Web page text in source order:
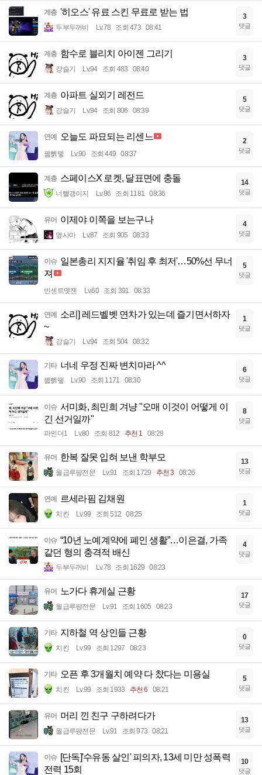
계층 '히오스' 유료 스킨 무료로 받는 법
두부두꺼비 Lv.78 조회 473 08:41
3
댓글
계층 함수로 블리치 아이젠 그리기
강슬기 Lv.94 조회 483 08:40
3
댓글
계층 아파트 실외기 레전드
강슬기 Lv.94 조회 806 08:39
5
댓글
연예 오늘도 파묘되는 리센느
꿻뻵뗗 Lv.90 조회 449 08:37
2
댓글
계층 스페이스X 로켓, 달표면에 충돌
너빨갱이지 Lv.86 조회 1181 08:36
14
댓글
유머 이제야 이쪽을 보는구나
옆사마 Lv.87 조회 905 08:33
4
댓글
이슈 일본총리 지지율 '취임 후 최저'…50%선 무너
져
빈센트멧젠 Lv.60 조회 391 08:33
5
댓글
연예
소리] 레드벨벳 연차가 있는데 즐기면서하자
~
강슬기 Lv.94 조회 504 08:32
1
댓글
기타 너네 우정 진짜 변치마라 ^^
꿻뻵뗗 Lv.90 조회 1171 08:30
6
댓글
이슈 서미화, 최민희 겨냥 "오매 이것이 어떻게 이
긴 선거일까"
파인더1 Lv.80 조회 812 추천 1 08:28
8
댓글
유머 한복 잘못 입혀 보낸 학부모
월급루팡전문 Lv.91 조회 1729 추천 3 08:26
13
댓글
연예 르세라핌 김채원
치킨 Lv.99 조회 512 08:25
1
댓글
이슈 “10년 노예계약에 폐인 생활”…이은결, 가족
같던 형의 충격적 배신
두부두꺼비 Lv.78 조회 1629 08:23
4
댓글
유머 노가다 휴게실 근황
월급루팡전문 Lv.91 조회 1605 08:23
17
댓글
기타 지하철 역 상인들 근황
치킨 Lv.99 조회 1297 08:23
0
댓글
기타 오픈 후 3개월치 예약 다 찼다는 미용실
치킨 Lv.99 조회 1933 추천 6 08:21
5
댓글
유머 머리 낀 친구 구하려다가
월급루팡전문 Lv.91 조회 973 08:21
13
댓글
이슈 [단독]'수유동 살인' 피의자, 13세 미만 성폭력
전력 15회
10
댓글